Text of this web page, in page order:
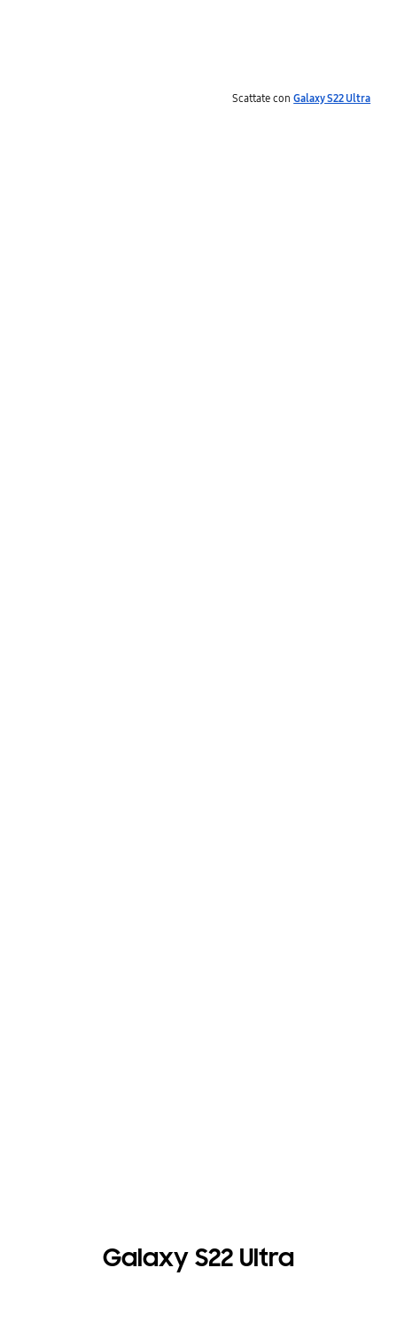
Scattate conGalaxy S22 Ultra
Galaxy S22 Ultra